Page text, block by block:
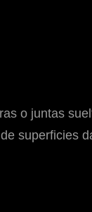
o juntas
superficies